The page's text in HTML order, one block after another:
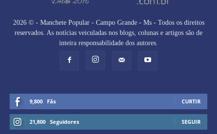
2026 © - Manchete Popular - Campo Grande - Ms - Todos os direitos
reservados. As notícias veiculadas nos blogs, colunas e artigos são de
inteira responsabilidade dos autores.
9,800 Fãs CURTIR
21,800 Seguidores SEGUIR